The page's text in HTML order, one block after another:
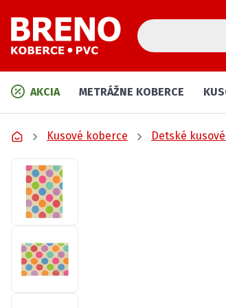
AKCIA METRÁŽNE KOBERCE
Kusové koberce Detské